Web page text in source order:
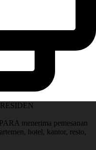
menerima pemesanan
hotel, kantor, resto,